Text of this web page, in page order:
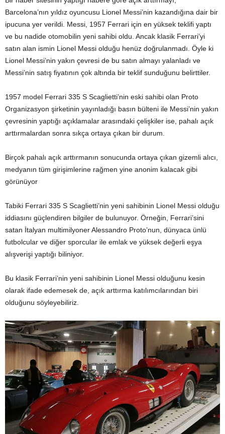
Barcelona’nın yıldız oyuncusu Lionel Messi’nin kazandığına dair bir
ipucuna yer verildi. Messi, 1957 Ferrari için en yüksek teklifi yaptı
ve bu nadide otomobilin yeni sahibi oldu. Ancak klasik Ferrari’yi
satın alan ismin Lionel Messi olduğu henüz doğrulanmadı. Öyle ki
Lionel Messi’nin yakın çevresi de bu satın almayı yalanladı ve
Messi’nin satış fiyatının çok altında bir teklif sunduğunu belirttiler.
1957 model Ferrari 335 S Scaglietti’nin eski sahibi olan Proto
Organizasyon şirketinin yayınladığı basın bülteni ile Messi’nin yakın
çevresinin yaptığı açıklamalar arasındaki çelişkiler ise, pahalı açık
arttırmalardan sonra sıkça ortaya çıkan bir durum.
Birçok pahalı açık arttırmanın sonucunda ortaya çıkan gizemli alıcı,
medyanın tüm girişimlerine rağmen yine anonim kalacak gibi
görünüyor
Tabiki Ferrari 335 S Scaglietti’nin yeni sahibinin Lionel Messi olduğu
iddiasını güçlendiren bilgiler de bulunuyor. Örneğin, Ferrari’sini
satan İtalyan multimilyoner Alessandro Proto’nun, dünyaca ünlü
futbolcular ve diğer sporcular ile emlak ve yüksek değerli eşya
alışverişi yaptığı biliniyor.
Bu klasik Ferrari’nin yeni sahibinin Lionel Messi olduğunu kesin
olarak ifade edemesek de, açık arttırma katılımcılarından biri
olduğunu söyleyebiliriz.